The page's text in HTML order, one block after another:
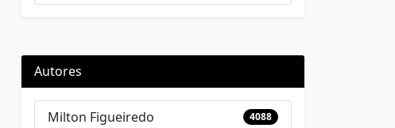
Autores
Milton Figueiredo 4088